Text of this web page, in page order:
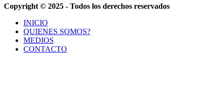
Copyright © 2025 - Todos los derechos reservados
INICIO
QUIENES SOMOS?
MEDIOS
CONTACTO